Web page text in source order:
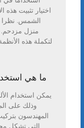
اختيار تثبيت هذه
الشمس. نظرا
منزل مزدحم.
لتكملة هذه
ما هي
يمكن استخدام
وذلك على
المهندسون